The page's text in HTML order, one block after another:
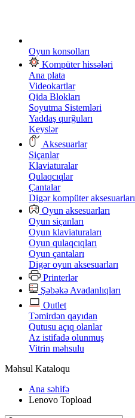
Oyun konsolları
Kompüter hissələri
Ana plata
Videokartlar
Qida Blokları
Soyutma Sistemləri
Yaddaş qurğuları
Keyslər
Aksesuarlar
Siçanlar
Klaviaturalar
Qulaqcıqlar
Çantalar
Digər kompüter aksesuarları
Oyun aksesuarları
Oyun siçanları
Oyun klaviaturaları
Oyun qulaqcıqları
Oyun çantaları
Digər oyun aksesuarları
Printerlər
Şəbəkə Avadanlıqları
Outlet
Təmirdən qayıdan
Qutusu açıq olanlar
Az istifadə olunmuş
Vitrin məhsulu
Məhsul Kataloqu
Ana səhifə
Lenovo Topload